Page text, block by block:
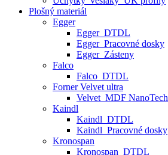
Plošný materiál
Egger
Egger_DTDL
Egger_Pracovné dosky
Egger_Zásteny
Falco
Falco_DTDL
Forner Velvet ultra
Velvet_MDF NanoTech
Kaindl
Kaindl_DTDL
Kaindl_Pracovné dosky
Kronospan
Kronospan_DTDL